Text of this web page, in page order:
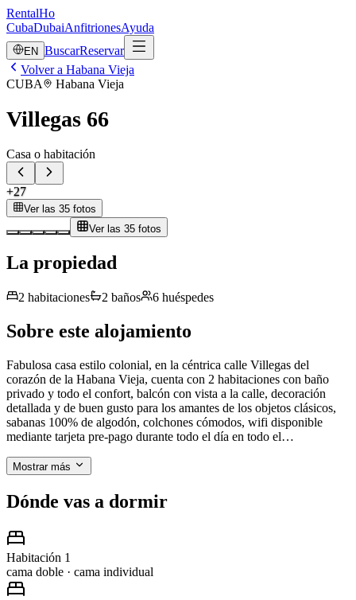
RentalHo
CubaDubaiAnfitrionesAyuda
EN BuscarReservar
Volver a Habana Vieja
CUBA
Habana Vieja
Villegas 66
Casa o habitación
+27
Ver las 35 fotos
Ver las 35 fotos
La propiedad
2 habitaciones 2 baños 6 huéspedes
Sobre este alojamiento
Fabulosa casa estilo colonial, en la céntrica calle Villegas del
corazón de la Habana Vieja, cuenta con 2 habitaciones con baño
privado y todo el confort, balcón con vista a la calle, decoración
detallada y de buen gusto para los amantes de los objetos clásicos,
sabanas 100% de algodón, colchones cómodos, wifi disponible
mediante tarjeta pre-pago durante todo el día en todo el…
Mostrar más
Dónde vas a dormir
Habitación 1
cama doble · cama individual